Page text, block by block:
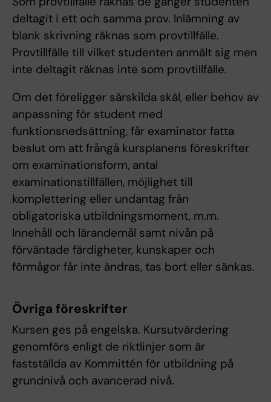
deltagit i ett och samma prov. Inlämning av
blank skrivning räknas som provtillfälle.
Provtillfälle till vilket studenten anmält sig men
inte deltagit räknas inte som provtillfälle.
Om det föreligger särskilda skäl, eller behov av
anpassning för student med
funktionsnedsättning, får examinator fatta
beslut om att frångå kursplanens föreskrifter
om examinationsform, antal
examinationstillfällen, möjlighet till
komplettering eller undantag från
obligatoriska utbildningsmoment, m.m.
Innehåll och lärandemål samt nivån på
förväntade färdigheter, kunskaper och
förmågor får inte ändras, tas bort eller sänkas.
Övriga föreskrifter
Kursen ges på engelska. Kursutvärdering
genomförs enligt de riktlinjer som är
fastställda av Kommittén för utbildning på
grundnivå och avancerad nivå.